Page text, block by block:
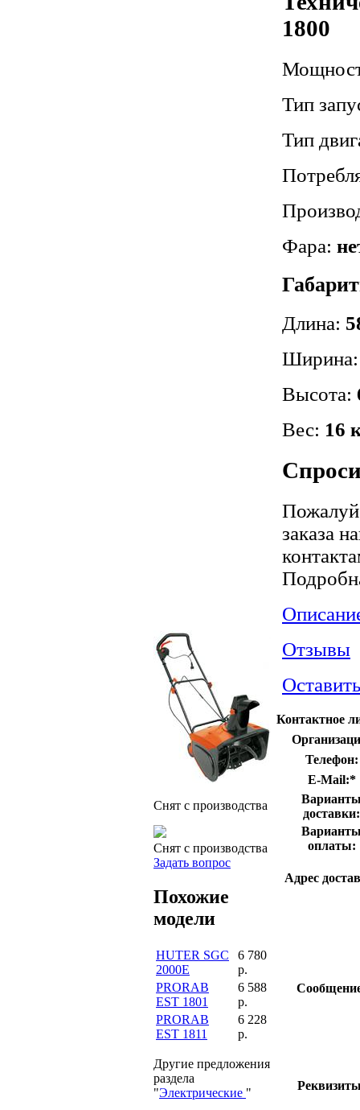
Снят с производства
Снят с производства
Задать вопрос
Похожие
модели
HUTER SGC
2000E
6 780
р.
PRORAB
EST 1801
6 588
р.
PRORAB
EST 1811
6 228
р.
Другие предложения
раздела
"Электрические "
1800
Тип
Тип
Фара:
Длина:
Высота:
Вес: 16
заказа
Отзывы
Контактное
Телефон:
E-Mail:*
доставки:
оплаты:
Адрес